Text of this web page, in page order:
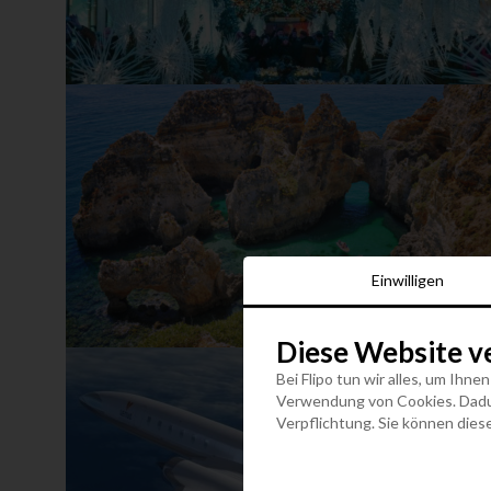
Einwilligen
Diese Website
Bei Flipo tun wir alles, um
Verwendung von Cookies.
Verpflichtung. Sie können